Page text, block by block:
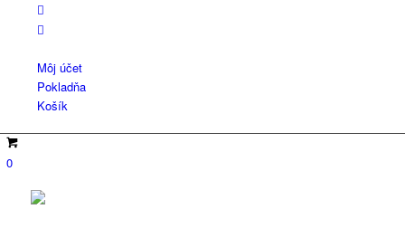
Môj účet
Pokladňa
Košík
0